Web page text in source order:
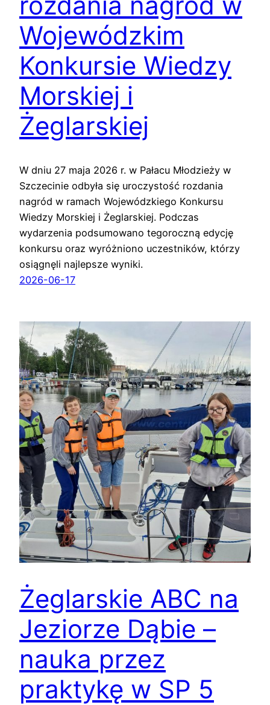
Wojewódzkim
Konkursie Wiedzy
Morskiej i
Żeglarskiej
W dniu 27 maja 2026 r. w Pałacu Młodzieży w
Szczecinie odbyła się uroczystość rozdania
nagród w ramach Wojewódzkiego Konkursu
Wiedzy Morskiej i Żeglarskiej. Podczas
wydarzenia podsumowano tegoroczną edycję
konkursu oraz wyróżniono uczestników, którzy
osiągnęli najlepsze wyniki.
2026-06-17
Żeglarskie ABC na
Jeziorze Dąbie –
nauka przez
praktykę w SP 5